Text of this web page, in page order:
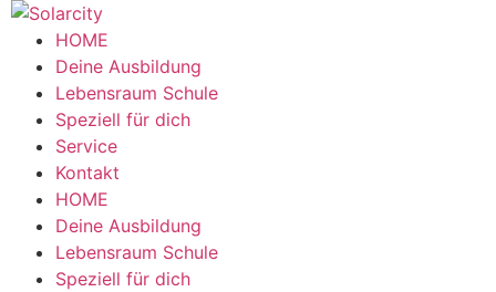
Zum
Inhalt
wechseln
HOME
Deine Ausbildung
Lebensraum Schule
Speziell für dich
Service
Kontakt
Menü HOME
Deine Ausbildung
Lebensraum Schule
Speziell für dich